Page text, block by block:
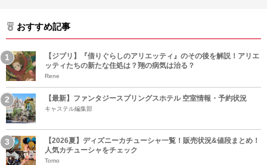
おすすめ記事
【ジブリ】『借りぐらしのアリエッティ』のその後を解説！アリエ
ッティたちの新たな住処は？翔の病気は治る？
Rene
【最新】ファンタジースプリングスホテル 空室情報・予約状況
キャステル編集部
【2026夏】ディズニーカチューシャ一覧！販売状況&値段まとめ！
人気カチューシャをチェック
Tomo